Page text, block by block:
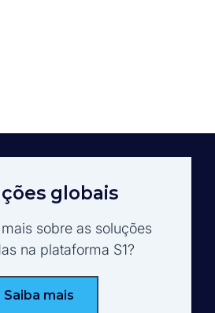
globais
sobre as soluções
na plataforma S1?
Saiba mais